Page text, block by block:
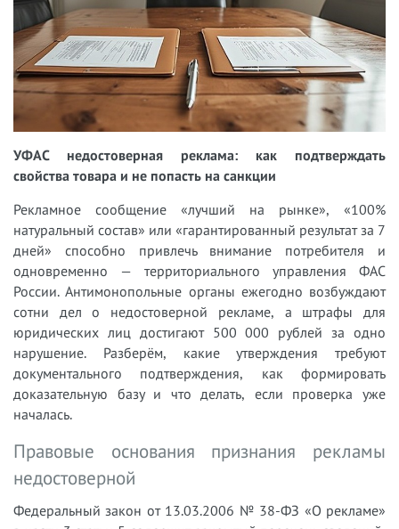
УФАС недостоверная реклама: как подтверждать
свойства товара и не попасть на санкции
Рекламное сообщение «лучший на рынке», «100%
натуральный состав» или «гарантированный результат за 7
дней» способно привлечь внимание потребителя и
одновременно — территориального управления ФАС
России. Антимонопольные органы ежегодно возбуждают
сотни дел о недостоверной рекламе, а штрафы для
юридических лиц достигают 500 000 рублей за одно
нарушение. Разберём, какие утверждения требуют
документального подтверждения, как формировать
доказательную базу и что делать, если проверка уже
началась.
Правовые основания признания рекламы
недостоверной
Федеральный закон от 13.03.2006 № 38-ФЗ «О рекламе»